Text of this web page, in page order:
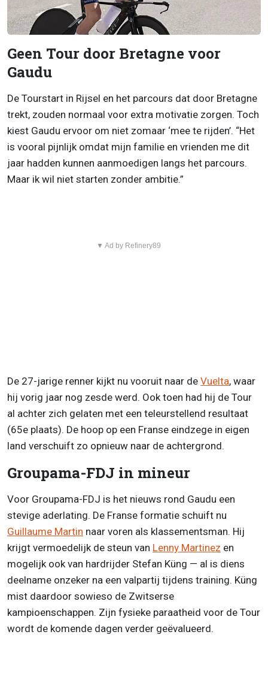
Geen Tour door Bretagne voor
Gaudu
De Tourstart in Rijsel en het parcours dat door Bretagne
trekt, zouden normaal voor extra motivatie zorgen. Toch
kiest Gaudu ervoor om niet zomaar ‘mee te rijden’. “Het
is vooral pijnlijk omdat mijn familie en vrienden me dit
jaar hadden kunnen aanmoedigen langs het parcours.
Maar ik wil niet starten zonder ambitie.”
▼ Ad by Refinery89
De 27-jarige renner kijkt nu vooruit naar de Vuelta, waar
hij vorig jaar nog zesde werd. Ook toen had hij de Tour
al achter zich gelaten met een teleurstellend resultaat
(65e plaats). De hoop op een Franse eindzege in eigen
land verschuift zo opnieuw naar de achtergrond.
Groupama-FDJ in mineur
Voor Groupama-FDJ is het nieuws rond Gaudu een
stevige aderlating. De Franse formatie schuift nu
Guillaume Martin naar voren als klassementsman. Hij
krijgt vermoedelijk de steun van Lenny Martinez en
mogelijk ook van hardrijder Stefan Küng — al is diens
deelname onzeker na een valpartij tijdens training. Küng
mist daardoor sowieso de Zwitserse
kampioenschappen. Zijn fysieke paraatheid voor de Tour
wordt de komende dagen verder geëvalueerd.